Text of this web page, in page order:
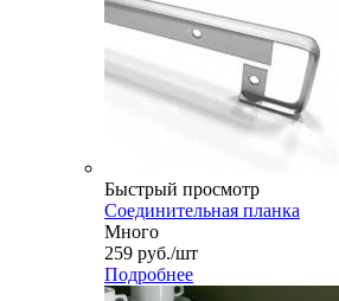
Быстрый просмотр
Соединительная планка
Много
259 руб./шт
Подробнее